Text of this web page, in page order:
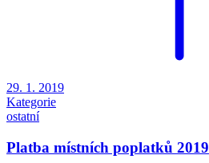
29. 1. 2019
Kategorie
ostatní
Platba místních poplatků 2019